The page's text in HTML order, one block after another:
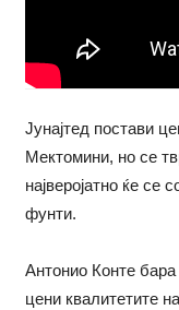
Јунајтед постави
Мектомини, но се
најверојатно ќе се
фунти.
Антонио Конте бара
цени квалитетите